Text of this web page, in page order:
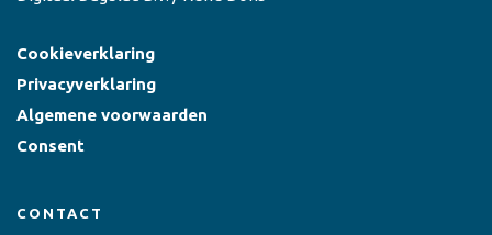
Cookieverklaring
Privacyverklaring
Algemene voorwaarden
Consent
CONTACT